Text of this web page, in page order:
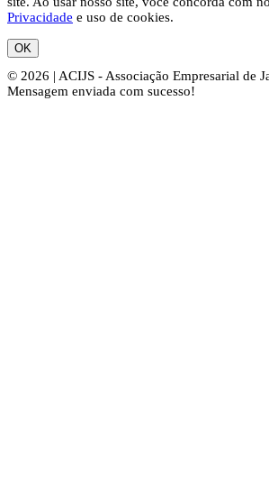
Privacidade e uso de cookies.
OK
© 2026 | ACIJS - Associação Empresarial de
Mensagem enviada com sucesso!